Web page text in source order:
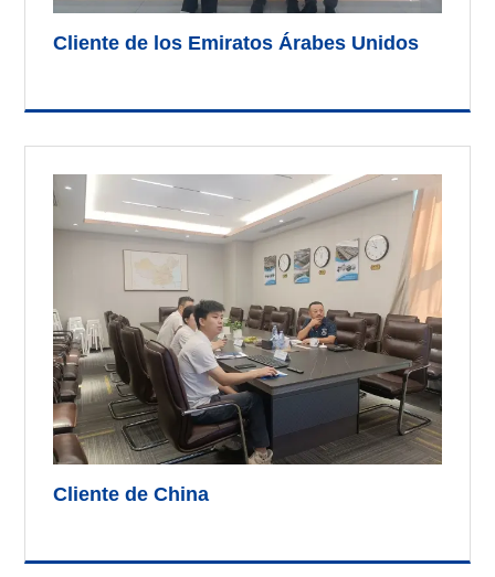
Cliente de los Emiratos Árabes Unidos
Cliente de China